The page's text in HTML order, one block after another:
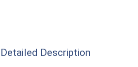
Detailed Description